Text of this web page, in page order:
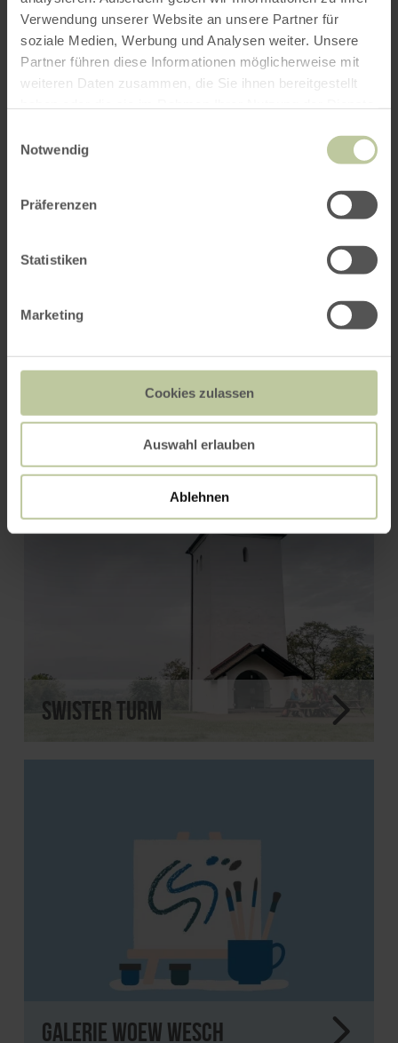
Verwendung unserer Website an unsere Partner für
soziale Medien, Werbung und Analysen weiter. Unsere
Partner führen diese Informationen möglicherweise mit
weiteren Daten zusammen, die Sie ihnen bereitgestellt
Notwendig
Präferenzen
Statistiken
Marketing
Cookies zulassen
Auswahl erlauben
Ablehnen
Das könnte Sie auch
interessieren
Landesburg Zülpich
Swister Turm
Galerie Woew Wesch